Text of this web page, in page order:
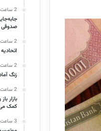
2 ساعت پیش
2 ساعت پیش
اتحادیه اروپا ۵ فرد مرتبط با
2 ساعت پیش
زنگ
2 ساعت پیش
بازار
کمک
3 ساعت پیش